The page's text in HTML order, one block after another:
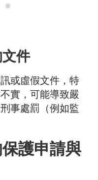
件
或虛假文件，特
實，可能導致嚴
事處罰（例如監
護申請與